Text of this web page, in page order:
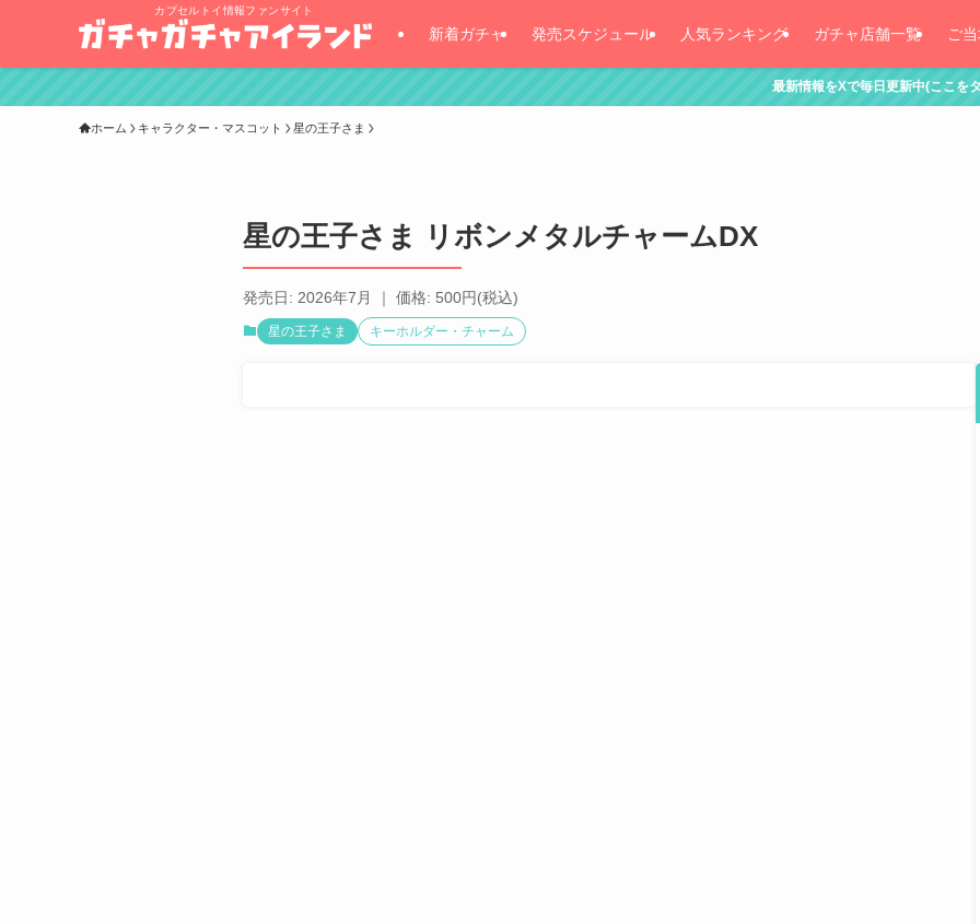
カプセルトイ情報ファンサイト
新着ガチャ 発売スケジュール 人気ランキング ガチャ店舗一覧 ご
最新情報をXで毎日更新中(ここをタッチ！)
ホーム キャラクター・マスコット 星の王子さま
星の王子さま リボンメタルチャームDX
発売日: 2026年7月 ｜ 価格: 500円(税込)
星の王子さま キーホルダー・チャーム